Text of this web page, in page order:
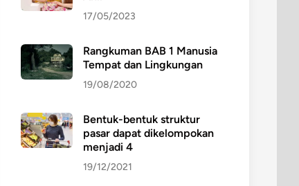
17/05/2023
Rangkuman BAB 1 Manusia
Tempat dan Lingkungan
19/08/2020
Bentuk-bentuk struktur
pasar dapat dikelompokan
menjadi 4
19/12/2021